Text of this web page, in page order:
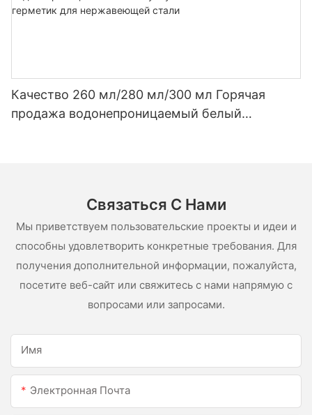
Качество 260 мл/280 мл/300 мл Горячая
продажа водонепроницаемый белый
Связаться С Нами
Мы приветствуем пользовательские проекты и идеи и
способны удовлетворить конкретные требования. Для
получения дополнительной информации, пожалуйста,
посетите веб-сайт или свяжитесь с нами напрямую с
вопросами или запросами.
Имя
Электронная Почта